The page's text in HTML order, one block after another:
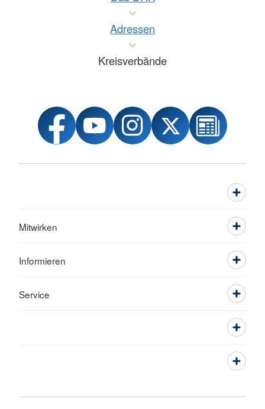
Adressen
Kreisverbände
Mitwirken
Informieren
Service